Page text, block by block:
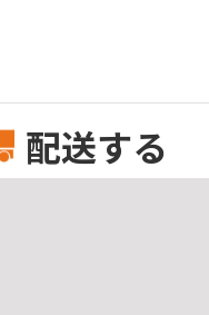
配送する